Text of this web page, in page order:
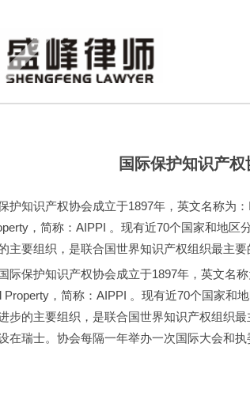
国际保护知识产权
护知识产权协会成立于1897年，英文名称为
，简称：AIPPI 。现有近70个国家和地区
主要组织，是联合国世界知识产权组织最主要
保护知识产权协会成立于1897年，英文名称
Property，简称：AIPPI 。现有近70个国家和
步的主要组织，是联合国世界知识产权组织
在瑞士。协会每隔一年举办一次国际大会和执